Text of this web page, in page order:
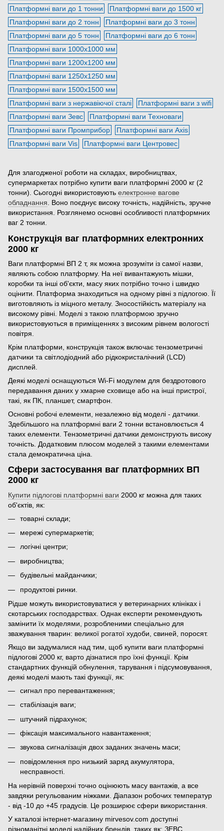
Платформні ваги до 1 тонни
Платформні ваги до 1500 кг
Платформні ваги до 2 тонн
Платформні ваги до 3 тонн
Платформні ваги до 5 тонн
Платформні ваги до 6 тонн
Платформні ваги 1000х1000 мм
Платформні ваги 1200х1200 мм
Платформні ваги 1250х1250 мм
Платформні ваги 1500х1500 мм
Платформні ваги з нержавіючої сталі
Платформні ваги з wifi
Платформні ваги Зевс
Платформні ваги Техноваги
Платформні ваги Промприбор
Платформні ваги Axis
Платформні ваги Vis
Платформні ваги Центровес
Для злагодженої роботи на складах, виробництвах,
супермаркетах потрібно купити ваги платформні 2000 кг (2
тонни). Сьогодні використовують електронне вагове
обладнання. Воно поєднує високу точність, надійність, зручне
використання. Розглянемо основні особливості платформних
ваг 2 тонни.
Конструкція ваг платформних електронних
2000 кг
Ваги платформні ВП 2 т, як можна зрозуміти із самої назви,
являють собою платформу. На неї вивантажують мішки,
коробки та інші об'єкти, масу яких потрібно точно і швидко
оцінити. Платформа знаходиться на одному рівні з підлогою. Її
виготовляють із міцного металу. Зносостійкість матеріалу на
високому рівні. Моделі з такою платформою зручно
використовуються в приміщеннях з високим рівнем вологості
повітря.
Крім платформи, конструкція також включає тензометричні
датчики та світлодіодний або рідкокристалічний (LCD)
дисплей.
Деякі моделі оснащуються Wi-Fi модулем для бездротового
передавання даних у хмарне сховище або на інші пристрої,
такі, як ПК, планшет, смартфон.
Основні робочі елементи, незалежно від моделі - датчики.
Здебільшого на платформні ваги 2 тонни встановлюється 4
таких елементи. Тензометричні датчики демонструють високу
точність. Додатковим плюсом моделей з такими елементами
стала демократична ціна.
Сфери застосування ваг платформних ВП
2000 кг
Купити підлогові платформні ваги 2000 кг можна для таких
об'єктів, як:
товарні склади;
мережі супермаркетів;
логічні центри;
виробництва;
будівельні майданчики;
продуктові ринки.
Рідше можуть використовуватися у ветеринарних клініках і
скотарських господарствах. Однак експерти рекомендують
замінити їх моделями, розробленими спеціально для
зважування тварин: великої рогатої худоби, свиней, поросят.
Якщо ви задумалися над тим, щоб купити ваги платформні
підлогові 2000 кг, варто дізнатися про їхні функції. Крім
стандартних функцій обнулення, тарування і підсумовування,
деякі моделі мають такі функції, як:
сигнал про перевантаження;
стабілізація ваги;
штучний підрахунок;
фіксація максимального навантаження;
звукова сигналізація двох заданих значень маси;
повідомлення про низький заряд акумулятора,
несправності.
На нерівній поверхні точно оцінюють масу вантажів, а все
завдяки регульованим ніжками. Діапазон робочих температур
- від -10 до +45 градусів. Це розширює сфери використання.
У каталозі інтернет-магазину mirvesov.com доступні
різноманітні моделі надійних брендів, таких як: ЗЕВС,